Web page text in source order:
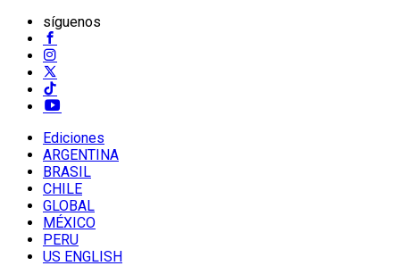
síguenos
Ediciones
ARGENTINA
BRASIL
CHILE
GLOBAL
MÉXICO
PERU
US ENGLISH